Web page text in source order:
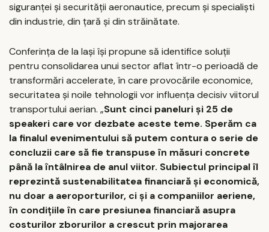
siguranţei şi securităţii aeronautice, precum şi specialişti
din industrie, din ţară şi din străinătate.
Conferinţa de la Iaşi îşi propune să identifice soluţii
pentru consolidarea unui sector aflat într-o perioadă de
transformări accelerate, în care provocările economice,
securitatea şi noile tehnologii vor influenţa decisiv viitorul
transportului aerian. „Sunt cinci paneluri şi 25 de
speakeri care vor dezbate aceste teme. Sperăm ca
la finalul evenimentului să putem contura o serie de
concluzii care să fie transpuse în măsuri concrete
până la întâlnirea de anul viitor. Subiectul principal îl
reprezintă sustenabilitatea financiară şi economică,
nu doar a aeroporturilor, ci şi a companiilor aeriene,
în condiţiile în care presiunea financiară asupra
costurilor zborurilor a crescut prin majorarea